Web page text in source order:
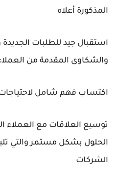
المذكورة أعلاه
استقبال جيد للطلبات
والشكاوى المقدمة من
اكتساب فهم شامل
توسيع العلاقات مع العملاء
الحلول بشكل مستمر والتي
الشركات